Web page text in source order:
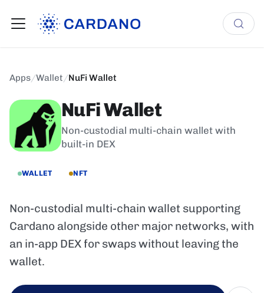
Apps/Wallet/NuFi Wallet
NuFi Wallet
Non-custodial multi-chain wallet with
built-in DEX
WALLET NFT
Non-custodial multi-chain wallet supporting
Cardano alongside other major networks, with
an in-app DEX for swaps without leaving the
wallet.